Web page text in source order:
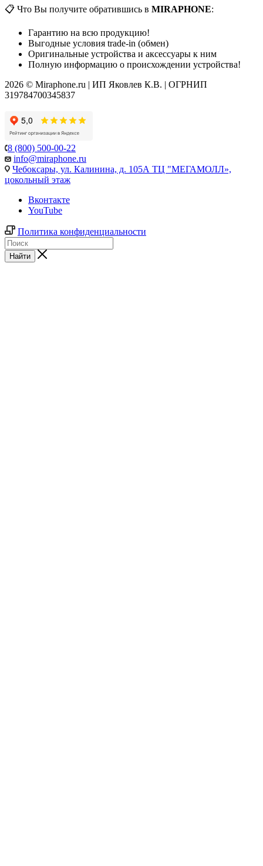
📋 Что Вы получите обратившись в MIRAPHONE:
Гарантию на всю продукцию!
Выгодные условия trade-in (обмен)
Оригинальные устройства и аксессуары к ним
Полную информацию о происхождении устройства!
2026 © Miraphone.ru | ИП Яковлев К.В. | ОГРНИП
319784700345837
8 (800) 500-00-22
info@miraphone.ru
Чебоксары, ул. Калинина, д. 105А ТЦ "МЕГАМОЛЛ»,
цокольный этаж
Вконтакте
YouTube
Политика конфиденциальности
Найти